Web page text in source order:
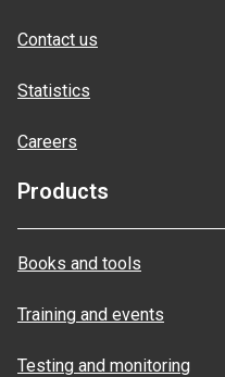
Contact us
Statistics
Careers
Products
Books and tools
Training and events
Testing and monitoring